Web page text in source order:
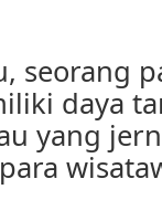
seorang
daya
yang